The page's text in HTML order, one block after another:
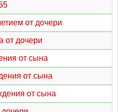
от дочери
от дочери
от сына
от сына
от сына